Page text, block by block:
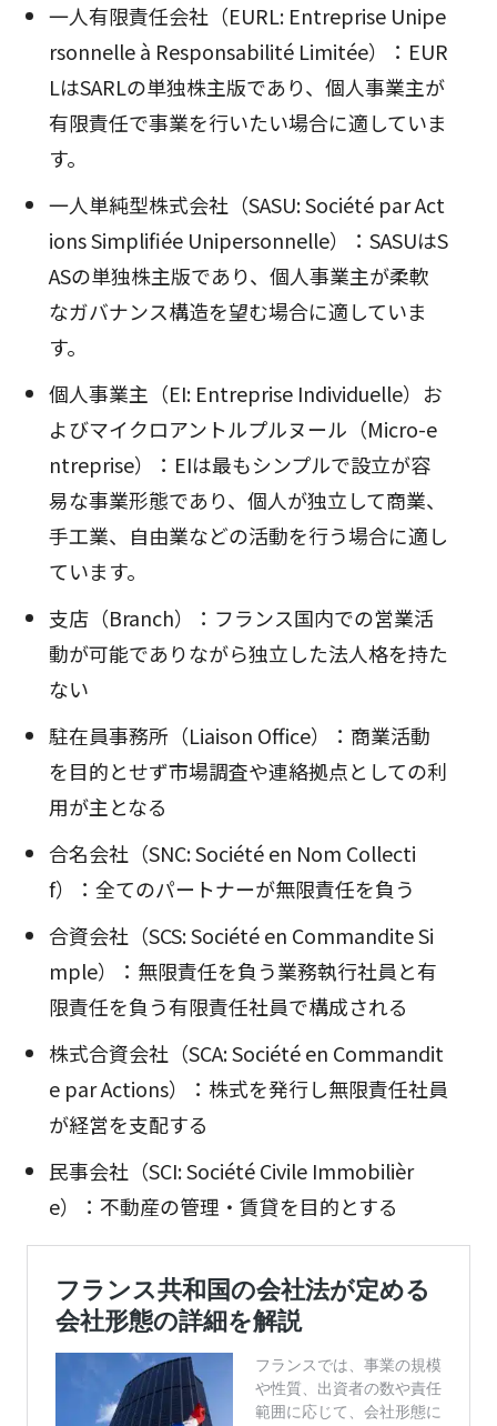
一人有限責任会社（EURL: Entreprise Unipe
rsonnelle à Responsabilité Limitée）：EUR
LはSARLの単独株主版であり、個人事業主が
有限責任で事業を行いたい場合に適していま
す。
一人単純型株式会社（SASU: Société par Act
ions Simplifiée Unipersonnelle）：SASUはS
ASの単独株主版であり、個人事業主が柔軟
なガバナンス構造を望む場合に適していま
す。
個人事業主（EI: Entreprise Individuelle）お
よびマイクロアントルプルヌール（Micro-e
ntreprise）：EIは最もシンプルで設立が容
易な事業形態であり、個人が独立して商業、
手工業、自由業などの活動を行う場合に適し
ています。
支店（Branch）：フランス国内での営業活
動が可能でありながら独立した法人格を持た
ない
駐在員事務所（Liaison Office）：商業活動
を目的とせず市場調査や連絡拠点としての利
用が主となる
合名会社（SNC: Société en Nom Collecti
f）：全てのパートナーが無限責任を負う
合資会社（SCS: Société en Commandite Si
mple）：無限責任を負う業務執行社員と有
限責任を負う有限責任社員で構成される
株式合資会社（SCA: Société en Commandit
e par Actions）：株式を発行し無限責任社員
が経営を支配する
民事会社（SCI: Société Civile Immobilièr
e）：不動産の管理・賃貸を目的とする